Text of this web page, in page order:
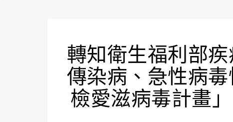
轉知衛生福利部
傳染病、急性病
檢愛滋病毒計畫